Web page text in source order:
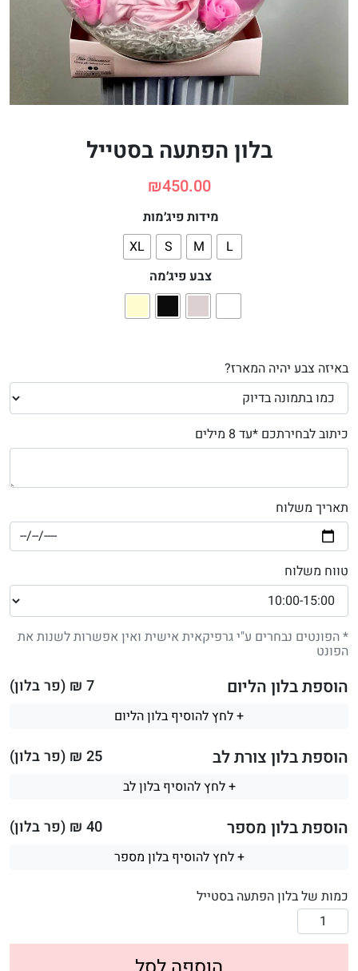
בלון הפתעה בסטייל
₪450.00
מידות פיג׳מות
L
M
S
XL
צבע פיג׳מה
באיזה צבע יהיה המארז?
כיתוב לבחירתכם *עד 8 מילים
תאריך משלוח
טווח משלוח
* הפונטים נבחרים ע"י גרפיקאית אישית ואין אפשרות לשנות את
הפונט
הוספת בלון הליום 7 ₪ (פר בלון)
+ לחץ להוסיף בלון הליום
הוספת בלון צורת לב 25 ₪ (פר בלון)
+ לחץ להוסיף בלון לב
הוספת בלון מספר 40 ₪ (פר בלון)
+ לחץ להוסיף בלון מספר
כמות של בלון הפתעה בסטייל